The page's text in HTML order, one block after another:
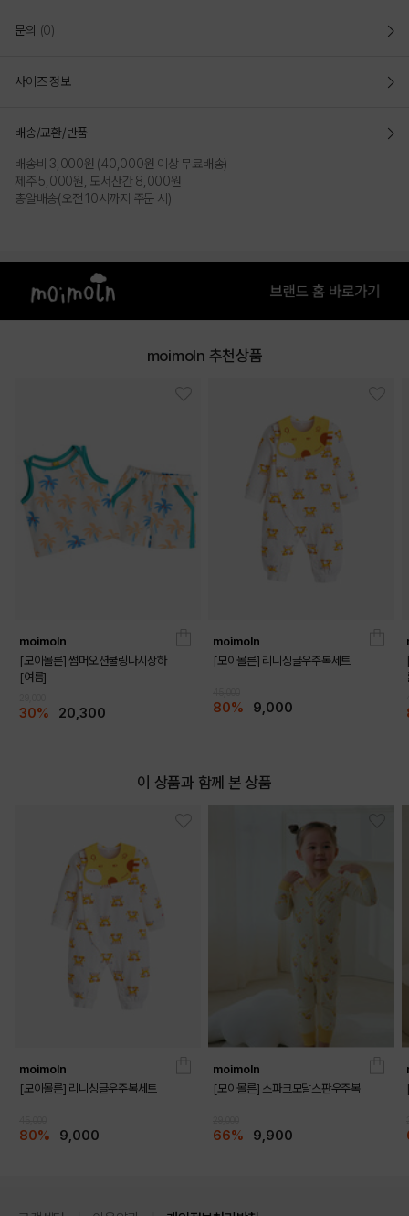
문의 (0)
사이즈 정보
배송/교환/반품
배송비 3,000원 (40,000원 이상 무료배송)
제주 5,000원, 도서산간 8,000원
총알배송(오전 10시까지 주문 시)
moimoln 추천상품
moimoln
[모이몰른] 썸머오션쿨링나시상하
[여름]
30% 20,300
moimoln
[모이몰른] 리니싱글우주복세트
80% 9,000
이 상품과 함께 본 상품
moimoln
[모이몰른] 리니싱글우주복세트
80% 9,000
moimoln
[모이몰른] 스파크모달스판우주복
66% 9,900